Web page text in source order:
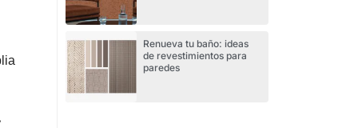
Renueva tu baño: ideas
de revestimientos para
paredes